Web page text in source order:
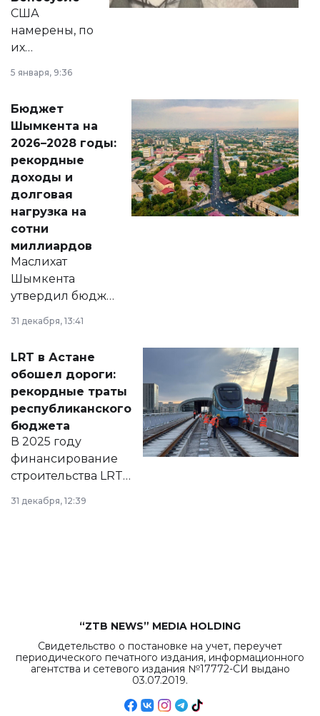
США
намерены, по
их
принести
народу
Венесуэлы.
5 января, 9:36
Бюджет
Шымкента на
2026–2028 годы:
рекордные
доходы и
долговая
нагрузка на
сотни
миллиардов
Маслихат
Шымкента
утвердил бюджет
города на 2026–
2028 годы.
документ
появился в базе
нормативных
правовых актов и
на сайте маслихат
города.
31 декабря, 13:41
LRT в Астане
обошел дороги:
рекордные траты
республиканского
бюджета
В 2025 году
финансирование
строительства LRT
в Астане из
республиканского
31 декабря, 12:39
“ZTB NEWS” MEDIA HOLDING
Свидетельство о постановке на учет, переучет
периодического печатного издания, информационного
агентства и сетевого издания №17772-СИ выдано
03.07.2019.